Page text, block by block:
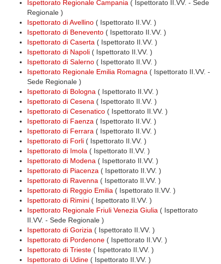
Ispettorato Regionale Campania ( Ispettorato II.VV. - Sede
Regionale )
Ispettorato di Avellino ( Ispettorato II.VV. )
Ispettorato di Benevento ( Ispettorato II.VV. )
Ispettorato di Caserta ( Ispettorato II.VV. )
Ispettorato di Napoli ( Ispettorato II.VV. )
Ispettorato di Salerno ( Ispettorato II.VV. )
Ispettorato Regionale Emilia Romagna ( Ispettorato II.VV. -
Sede Regionale )
Ispettorato di Bologna ( Ispettorato II.VV. )
Ispettorato di Cesena ( Ispettorato II.VV. )
Ispettorato di Cesenatico ( Ispettorato II.VV. )
Ispettorato di Faenza ( Ispettorato II.VV. )
Ispettorato di Ferrara ( Ispettorato II.VV. )
Ispettorato di Forli ( Ispettorato II.VV. )
Ispettorato di Imola ( Ispettorato II.VV. )
Ispettorato di Modena ( Ispettorato II.VV. )
Ispettorato di Piacenza ( Ispettorato II.VV. )
Ispettorato di Ravenna ( Ispettorato II.VV. )
Ispettorato di Reggio Emilia ( Ispettorato II.VV. )
Ispettorato di Rimini ( Ispettorato II.VV. )
Ispettorato Regionale Friuli Venezia Giulia ( Ispettorato
II.VV. - Sede Regionale )
Ispettorato di Gorizia ( Ispettorato II.VV. )
Ispettorato di Pordenone ( Ispettorato II.VV. )
Ispettorato di Trieste ( Ispettorato II.VV. )
Ispettorato di Udine ( Ispettorato II.VV. )